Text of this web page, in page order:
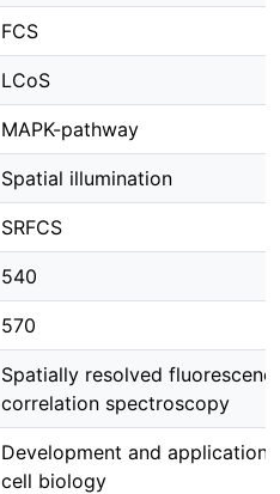
FCS
LCoS
MAPK-pathway
Spatial illumination
SRFCS
540
570
Spatially resolved
correlation spectroscopy
Development and
cell biology